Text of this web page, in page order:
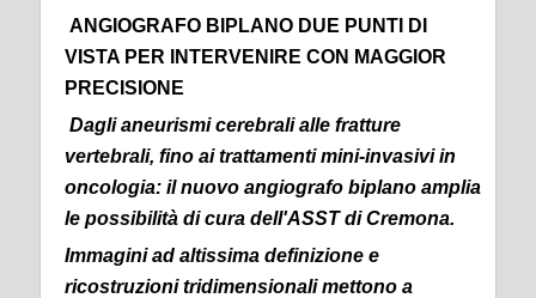
ANGIOGRAFO BIPLANO DUE PUNTI DI
VISTA PER INTERVENIRE CON MAGGIOR
PRECISIONE
Dagli aneurismi cerebrali alle fratture
vertebrali, fino ai trattamenti mini-invasivi in
oncologia: il nuovo angiografo biplano amplia
le possibilità di cura dell'ASST di Cremona.
Immagini ad altissima definizione e
ricostruzioni tridimensionali mettono a